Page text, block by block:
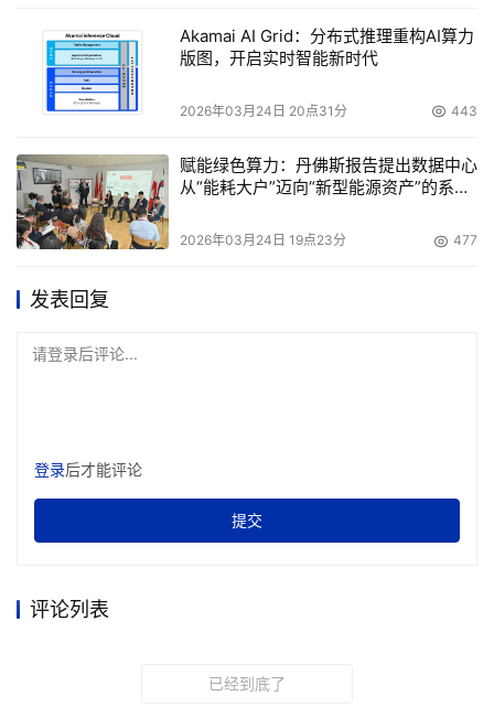
趋势五：世界变得越来越小
有了始终在线的连通性，社交网络就拥有了改变社会文明的
影响力将继续带动文化之间的快速流动。
一个越来越小的世界意味着越来越快的信息传递。比如最近
拉斯加州，华盛顿，俄勒冈州和加利福尼亚州发出官方海啸
更多未来新奇的技术请关注我们的下篇《
越未来 十大变革型技术盘点（下）》
Akamai AI Grid：分布式推理重构AI算力
版图，开启实时智能新时代
2026年03月24日 20点31分 443
赋能绿色算力：丹佛斯报告提出数据中心
从“能耗大户”迈向“新型能源资产”的系统
2026年03月24日 19点23分 477
发表回复
请登录后评论...
登录后才能评论
提交
评论列表
已经到底了